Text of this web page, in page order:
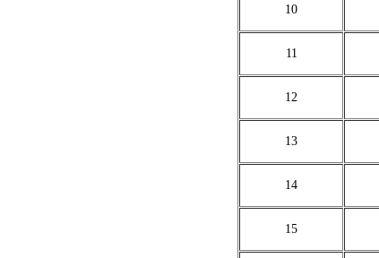
10
11
12
13
14
15